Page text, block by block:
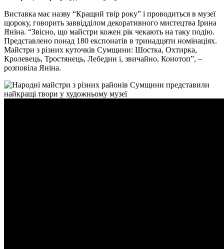
Виставка має назву “Кращий твір року” і проводиться в музеї
щороку, говорить заввідділом декоративного мистецтва Ірина
Яніна. “Звісно, що майстри кожен рік чекають на таку подію.
Представлено понад 180 експонатів в тринадцяти номінаціях.
Майстри з різних куточків Сумщини: Шостка, Охтирка,
Кролевець, Тростянець, Лебедин і, звичайно, Конотоп”, –
розповіла Яніна.